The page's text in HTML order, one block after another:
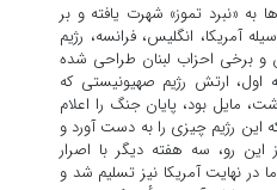
به «نبرد تموز» شهرت یافته و بر
آمریکا، انگلیس، فرانسه، رژیم
و برخی احزاب لبنان طراحی شده
اول، ارتش رژیم صهیونیستی که
مایل بود، پایان جنگ را اعلام
این رژیم چیزی را به دست آورد و
رو، سه هفته دیگر با اصرار
در نهایت آمریکا نیز تسلیم شد و